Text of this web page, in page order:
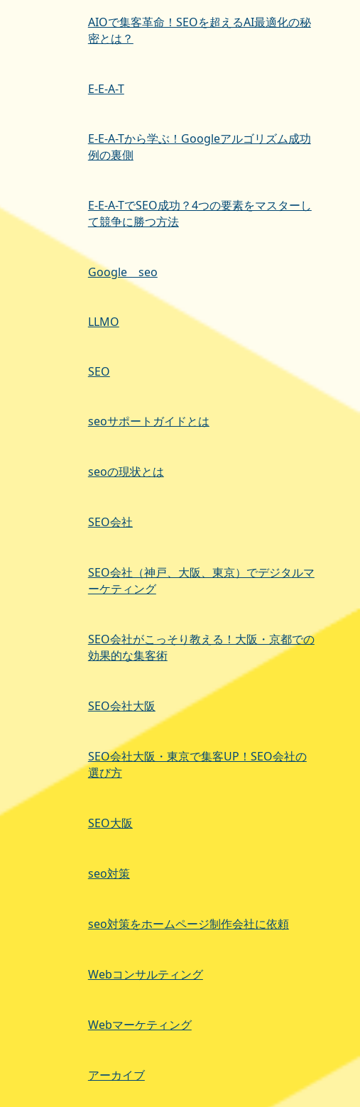
AIOで集客革命！SEOを超えるAI最適化の秘
密とは？
E-E-A-T
E-E-A-Tから学ぶ！Googleアルゴリズム成功
例の裏側
E-E-A-TでSEO成功？4つの要素をマスターし
て競争に勝つ方法
Google seo
LLMO
SEO
seoサポートガイドとは
seoの現状とは
SEO会社
SEO会社（神戸、大阪、東京）でデジタルマ
ーケティング
SEO会社がこっそり教える！大阪・京都での
効果的な集客術
SEO会社大阪
SEO会社大阪・東京で集客UP！SEO会社の
選び方
SEO大阪
seo対策
seo対策をホームページ制作会社に依頼
Webコンサルティング
Webマーケティング
アーカイブ